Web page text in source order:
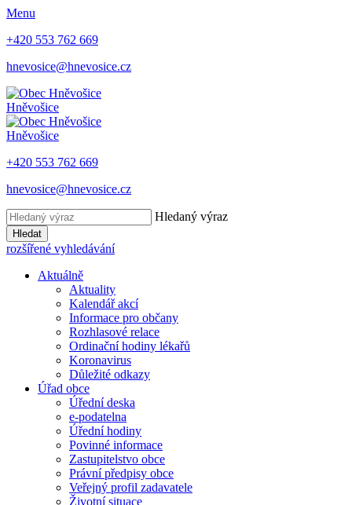
Menu
+420 553 762 669
hnevosice@hnevosice.cz
Hněvošice
Hněvošice
+420 553 762 669
hnevosice@hnevosice.cz
Hledaný výraz
Hledat
rozšířené vyhledávání
Aktuálně
Aktuality
Kalendář akcí
Informace pro občany
Rozhlasové relace
Ordinační hodiny lékařů
Koronavirus
Důležité odkazy
Úřad obce
Úřední deska
e-podatelna
Úřední hodiny
Povinné informace
Zastupitelstvo obce
Právní předpisy obce
Veřejný profil zadavatele
Životní situace